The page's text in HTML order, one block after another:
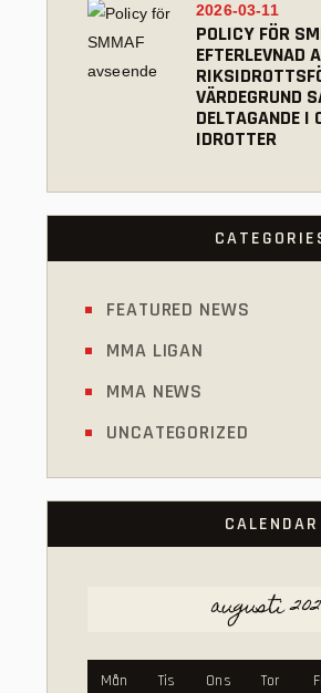
POLICY FÖR
EFTERLEVNAD
VÄRDEGRUND
DELTAGANDE I
IDROTTER
2026-03-11
FEATURED NEWS
MMA LIGAN
MMA NEWS
UNCATEGORIZED
CALENDAR
augusti
Mån Tis Ons Tor